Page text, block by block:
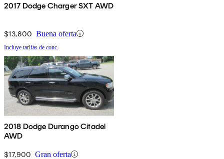
2017 Dodge Charger SXT AWD
$13,800 Buena oferta
Incluye tarifas de conc.
2018 Dodge Durango Citadel
AWD
$17,900 Gran oferta